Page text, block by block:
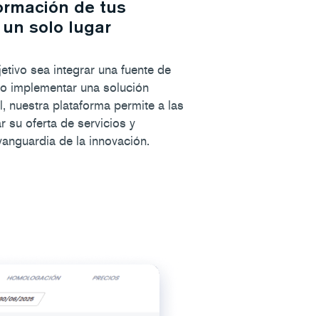
de tus
solo lugar
sea integrar una fuente de
implementar una solución
nuestra plataforma permite a las
su oferta de servicios y
de la innovación.